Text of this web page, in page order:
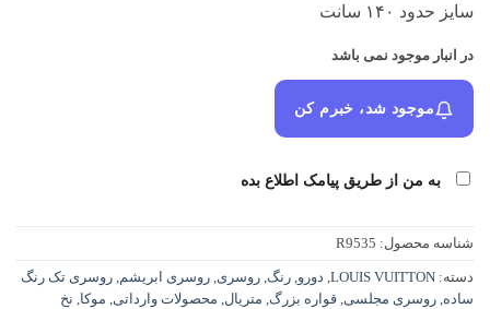
سایز حدود ۱۴۰ سانت
در انبار موجود نمی باشد
موجود شد، خبرم کن
به من از طریق پیامک اطلاع بده
شناسه محصول: R9535
دسته: LOUIS VUITTON
, دورو, رنگ, روسری, روسری ابریشم, روسری تک رنگ
ساده, روسری مجلسی, قواره بزرگ, متریال, محصولات وارداتی, موکا, نخ